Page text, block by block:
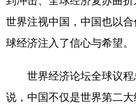
世界注视中国，中国也以
球经济注入了信心与希望。
世界经济论坛全球议程
说，中国不仅是世界第二